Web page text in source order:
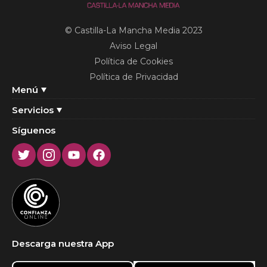
Menú
Servicios
© Castilla-La Mancha Media 2023
Aviso Legal
Política de Cookies
Política de Privacidad
Síguenos
TwitterInstagram
YoutubeFacebook
Descarga nuestra App